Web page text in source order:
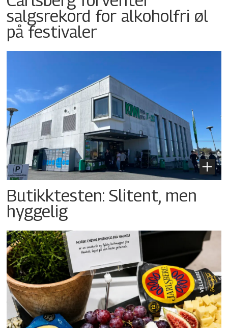
salgsrekord for alkoholfri øl
på festivaler
Butikktesten: Slitent, men
hyggelig